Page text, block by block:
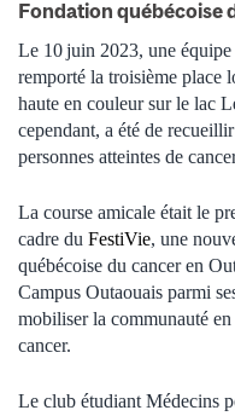
Fondation québécoise
Le 10 juin 2023, une
remporté la troisième place
haute en couleur sur le lac
cependant, a été de
personnes atteintes de
La course amicale était le
cadre du FestiVie, une
québécoise du cancer en
Campus Outaouais parmi
mobiliser la communauté
cancer.
Le club étudiant Médecins